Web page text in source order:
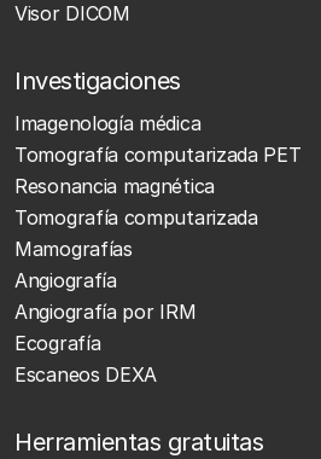
Visor DICOM
Investigaciones
Imagenología médica
Tomografía computarizada PET
Resonancia magnética
Tomografía computarizada
Mamografías
Angiografía
Angiografía por IRM
Ecografía
Escaneos DEXA
Herramientas gratuitas